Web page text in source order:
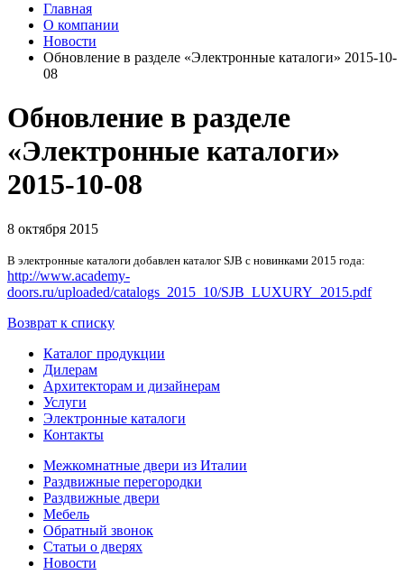
Главная
О компании
Новости
Обновление в разделе «Электронные каталоги» 2015-10-
08
Обновление в разделе
«Электронные каталоги»
2015-10-08
8 октября 2015
В электронные каталоги добавлен каталог SJB с новинками 2015 года:
http://www.academy-
doors.ru/uploaded/catalogs_2015_10/SJB_LUXURY_2015.pdf
Возврат к списку
Каталог продукции
Дилерам
Архитекторам и дизайнерам
Услуги
Электронные каталоги
Контакты
Межкомнатные двери из Италии
Раздвижные перегородки
Раздвижные двери
Мебель
Обратный звонок
Статьи о дверях
Новости